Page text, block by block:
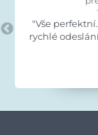
"Vše
rychlé